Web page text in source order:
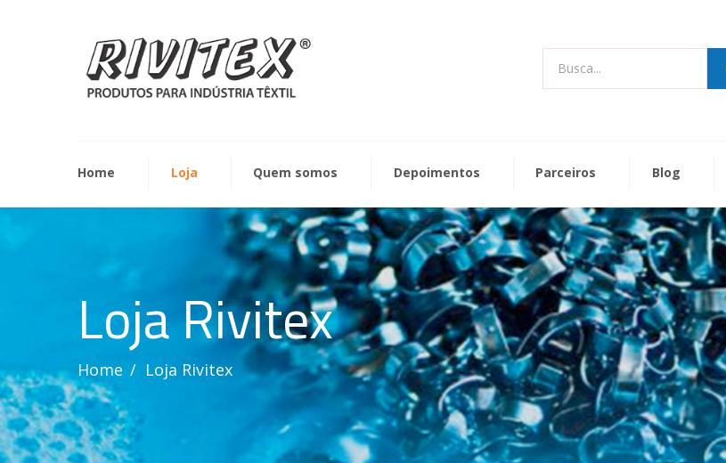
Busca...
Home Loja Quem somos Depoimentos Parceiros Blog
Loja Rivitex
Home Loja Rivitex